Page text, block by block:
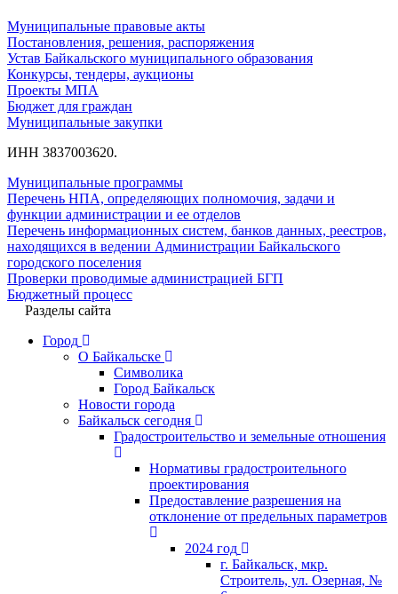
Муниципальные правовые акты
Постановления, решения, распоряжения
Устав Байкальского муниципального образования
Конкурсы, тендеры, аукционы
Проекты МПА
Бюджет для граждан
Муниципальные закупки
ИНН 3837003620.
Муниципальные программы
Перечень НПА, определяющих полномочия, задачи и
функции администрации и ее отделов
Перечень информационных систем, банков данных, реестров,
находящихся в ведении Администрации Байкальского
городского поселения
Проверки проводимые администрацией БГП
Бюджетный процесс
Разделы сайта
Город
О Байкальске
Символика
Город Байкальск
Новости города
Байкальск сегодня
Градостроительство и земельные отношения
Нормативы градостроительного
проектирования
Предоставление разрешения на
отклонение от предельных параметров
2024 год
г. Байкальск, мкр.
Строитель, ул. Озерная, №